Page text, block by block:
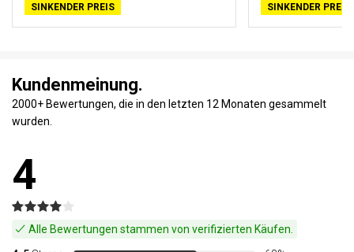
SINKENDER PREIS
SINKENDER PREIS
Kundenmeinung.
2000+ Bewertungen, die in den letzten 12 Monaten gesammelt
wurden.
4
Alle Bewertungen stammen von verifizierten Käufen.